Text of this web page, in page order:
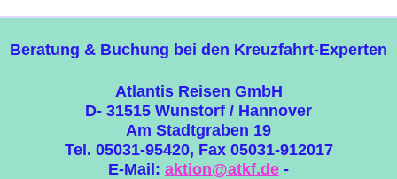
Beratung & Buchung bei den Kreuzfahrt-Experten
Atlantis Reisen GmbH
D- 31515 Wunstorf / Hannover
Am Stadtgraben 19
Tel. 05031-95420, Fax 05031-912017
E-Mail: aktion@atkf.de -